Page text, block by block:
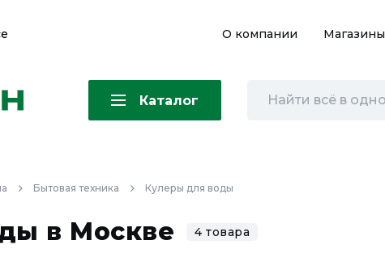
О компании Магазины
Каталог
Бытовая техника Кулеры для воды
в Москве 4 товара